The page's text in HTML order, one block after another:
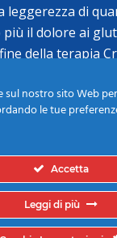
leggerezza di
più il dolore ai
della terapia
Climber)
sul nostro sito Web
le tue
Accetta
Leggi di più